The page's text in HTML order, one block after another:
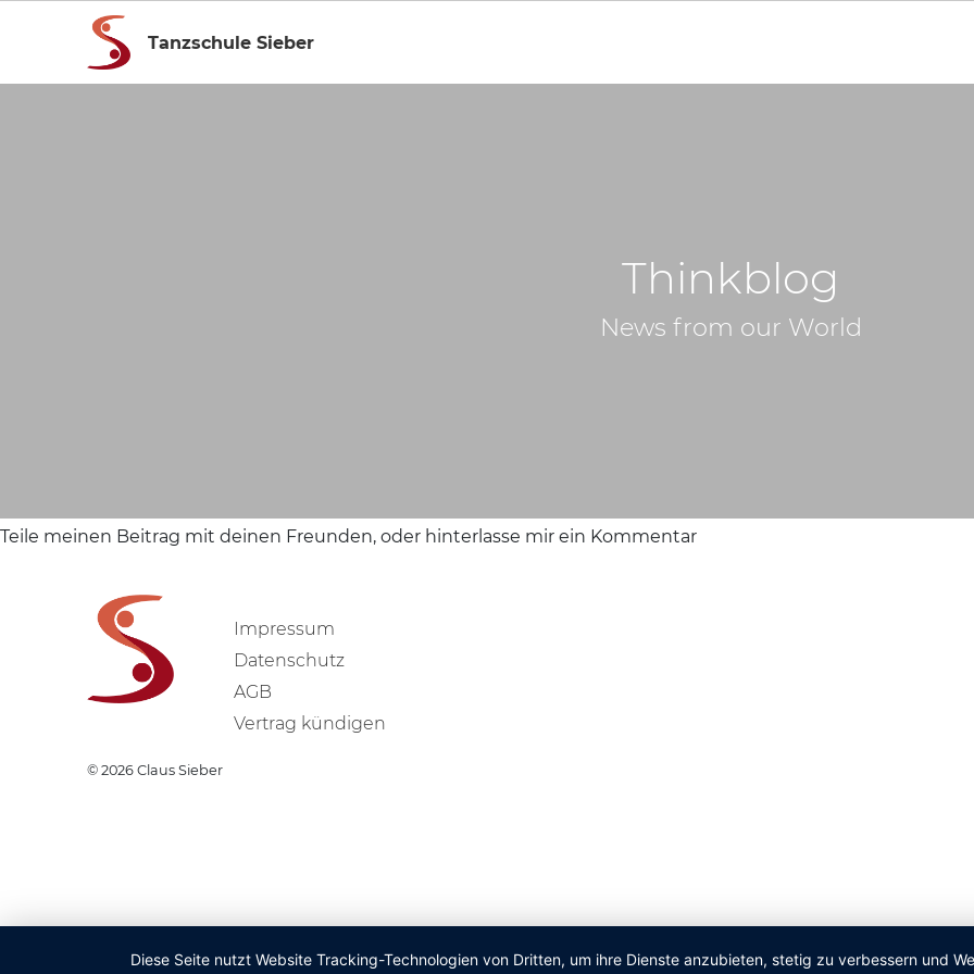
Tanzschule Sieber
Thinkblog
News from our World
Teile meinen Beitrag mit deinen Freunden, oder hinterlasse mir ein Kommentar
Diese Seite nutzt Website Tracking-Technologien von Dritten, um ihre Dienste anzubieten, stetig zu verbessern und
Impressum
Datenschutz
AGB
Vertrag kündigen
© 2026 Claus Sieber